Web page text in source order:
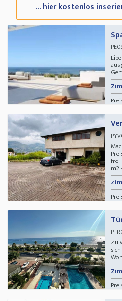
... hier kostenlos
frei
m2
Zu